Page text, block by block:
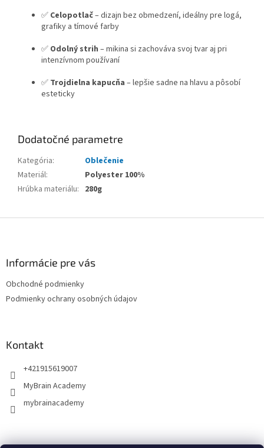
✅ Celopotlač– dizajn bez obmedzení, ideálny pre logá,
grafiky a tímové farby
✅ Odolný strih – mikina si zachováva svoj tvar aj pri
intenzívnom používaní
✅ Trojdielna kapucňa – lepšie sadne na hlavu a pôsobí
esteticky
Dodatočné parametre
Kategória:
Oblečenie
Materiál:
Polyester 100%
Hrúbka materiálu: 280g
Informácie pre vás
Obchodné podmienky
Podmienky ochrany osobných údajov
Kontakt
+421915619007
MyBrain Academy
mybrainacademy